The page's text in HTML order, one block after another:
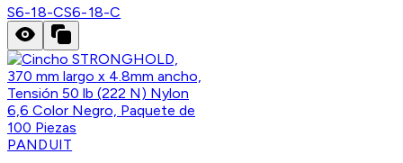
S6-18-CS6-18-C
PANDUIT